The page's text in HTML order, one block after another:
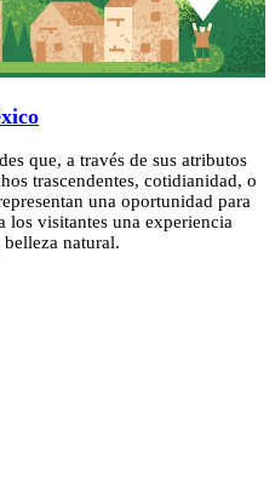
que, a través de sus atributos
trascendentes, cotidianidad, o
una oportunidad para
los visitantes una experiencia
natural.